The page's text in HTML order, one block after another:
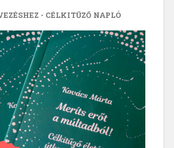
- CÉLKITŰZŐ NAPLÓ